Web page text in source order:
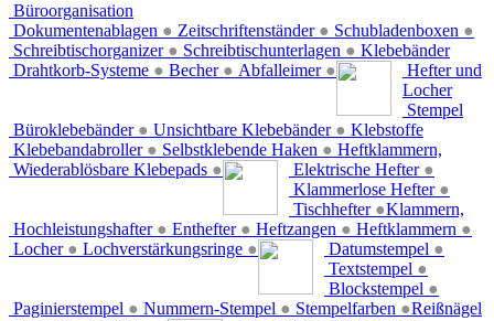
Büroorganisation
Dokumentenablagen ● Zeitschriftenständer ● Schubladenboxen ●
Schreibtischorganizer ● Schreibtischunterlagen ●
Drahtkorb-Systeme ● Becher ● Abfalleimer ●
Klebebänder
Büroklebebänder ● Unsichtbare Klebebänder ●
Klebebandabroller ● Selbstklebende Haken ●
Wiederablösbare Klebepads ●
Hefter und
Locher
Elektrische Hefter ●
Klammerlose Hefter ●
Tischhefter ●
Hochleistungshafter ● Enthefter ● Heftzangen ● Heftklammern ●
Locher ● Lochverstärkungsringe ●
Stempel
Datumstempel ●
Textstempel ●
Blockstempel ●
Paginierstempel ● Nummern-Stempel ● Stempelfarben ●
Klebstoffe
Heftklammern,
Klammern,
Reißnägel